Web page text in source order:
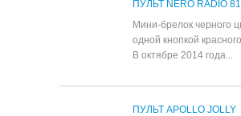
ПУЛЬТ NERO RADIO
Мини-брелок черного
одной кнопкой
В октябре 2014 года...
ПУЛЬТ APOLLO JOLLY